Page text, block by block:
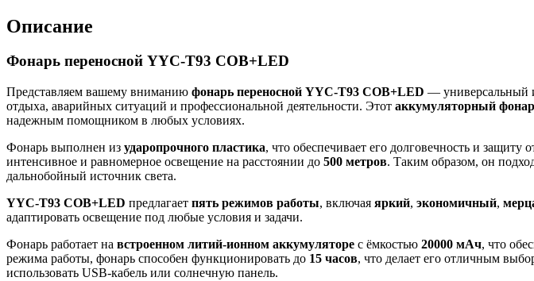
Описание
Фонарь переносной YYC-T93 COB+LED
Представляем вашему вниманию фонарь переносной YYC-T93 COB+LED —
отдыха, аварийных ситуаций и профессиональной деятельности. Этот аккумуляторный
надежным помощником в любых условиях.
Фонарь выполнен из ударопрочного пластика, что обеспечивает его долговечность и
интенсивное и равномерное освещение на расстоянии до 500 метров. Таким образом, он
дальнобойный источник света.
YYC-T93 COB+LED предлагает пять режимов работы, включая яркий, экономичный,
адаптировать освещение под любые условия и задачи.
Фонарь работает на встроенном литий-ионном аккумуляторе с ёмкостью 20000 мАч, что
режима работы, фонарь способен функционировать до 15 часов, что делает его отличным
использовать USB-кабель или солнечную панель.